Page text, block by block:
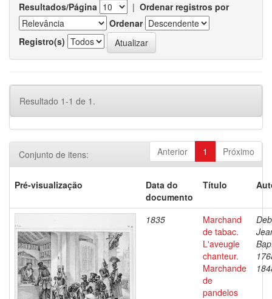
Resultados/Página | Ordenar registros por
Ordenar
Registro(s)
Resultado 1-1 de 1.
Anterior 1 Próximo
Conjunto de itens:
Pré-visualização
Data do
documento
Título
1835
Marchand
de tabac.
L'aveugle
chanteur.
Marchande
de
pandelos